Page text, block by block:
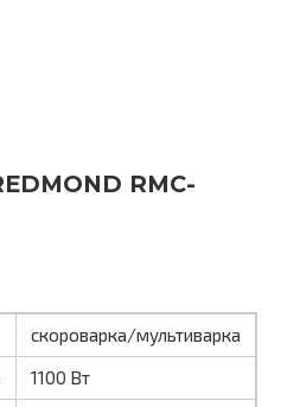
RMC-
скороварка/мультиварка
1100 Вт